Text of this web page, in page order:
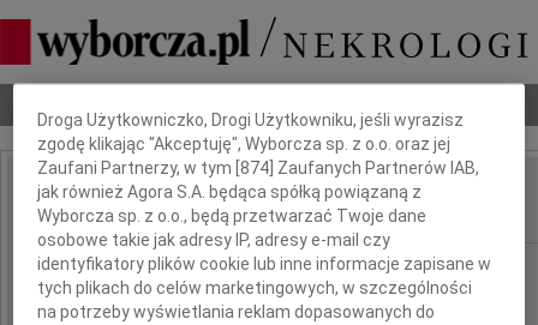
IMIĘ I NAZWISKO: Henryk Bartczak
REGION: Łódź
DATA EMISJI: 18.11.2024
Dbamy o Twoją prywatność
Droga Użytkowniczko, Drogi Użytkowniku, jeśli wyrazisz
zgodę klikając "Akceptuję", Wyborcza sp. z o.o. oraz jej
Zaufani Partnerzy, w tym [874 ] Zaufanych Partnerów IAB,
jak również Agora S.A. będąca spółką powiązaną z
Wyborcza sp. z o.o., będą przetwarzać Twoje dane
osobowe takie jak adresy IP, adresy e-mail czy
identyfikatory plików cookie lub inne informacje zapisane w
tych plikach do celów marketingowych, w szczególności
na potrzeby wyświetlania reklam dopasowanych do